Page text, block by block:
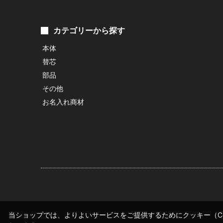
カテゴリーから探す
本体
替芯
部品
その他
お名入れ商材
当ショップでは、よりよいサービスをご提供するためにクッキー